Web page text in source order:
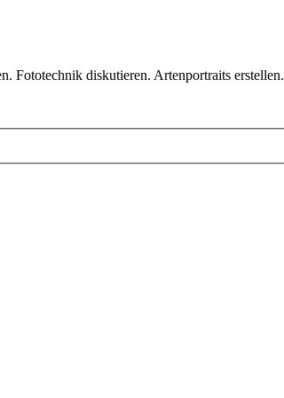
Fototechnik diskutieren. Artenportraits erstellen.